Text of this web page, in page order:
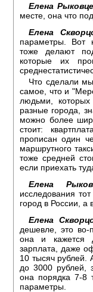
Елена
месте, она что
Елена
параметры. Вот
тоже делают
которые их
Что сделали
самое, что и
людьми,
разные города,
можно более
стоит:
прописан один
маршрутного
тоже средней
если приехать
Елена
исследования
город в России, а
Елена
дешевле, это во-
она и кажется
зарплата, даже
10 тысяч рублей.
до 3000 рублей,
она порядка 7-8
параметры.